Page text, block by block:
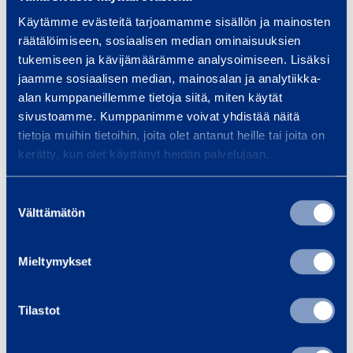
Käytämme evästeitä tarjoamamme sisällön ja mainosten
räätälöimiseen, sosiaalisen median ominaisuuksien
tukemiseen ja kävijämäärämme analysoimiseen. Lisäksi
jaamme sosiaalisen median, mainosalan ja analytiikka-
alan kumppaneillemme tietoja siitä, miten käytät
sivustoamme. Kumppanimme voivat yhdistää näitä
tietoja muihin tietoihin, joita olet antanut heille tai joita on
kerätty, kun olet käyttänyt heidän palvelujaan.
valinta
Välttämätön
Mieltymykset
Tilastot
Aluminium stämp MP 625, 430-
265 cm